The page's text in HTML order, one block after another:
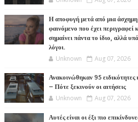
Η αποφυγή μετά από μια άσχημη
φαινόμενο που έχει περιγραφεί
σημαίνει πάντα το ίδιο, αλλά
λόγοι.
Unknown Aug 07, 2026
Ανακοινώθηκαν 95
– Πότε ξεκινούν οι αιτήσεις
Unknown Aug 07, 2026
Αυτές είναι οι έξι πιο